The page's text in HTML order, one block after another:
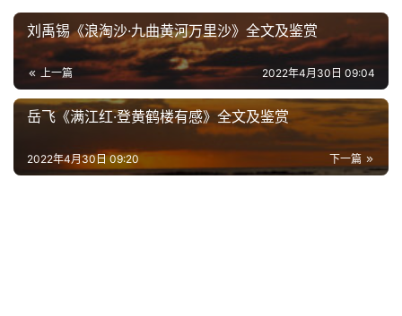
词
电
台
词
其
刘禹锡《浪淘沙·九曲黄河万里沙》全文及鉴赏
上一篇 2022年4月30日 09:04
岳飞《满江红·登黄鹤楼有感》全文及鉴赏
下一篇
2022年4月30日 09:20